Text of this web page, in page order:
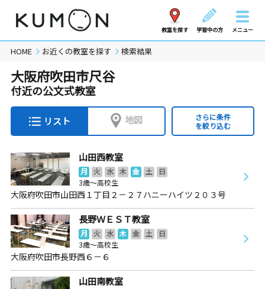
教室を探す 学習中の方 メニュー
HOME お近くの教室を探す 検索結果
大阪府吹田市尺谷
付近の公文式教室
リスト 地図
さらに条件
を絞り込む
山田西教室
月 火 水 木 金 土
日
3歳～高校生
大阪府吹田市山田西１丁目２－２７ハニーハイツ２０３号
長野ＷＥＳＴ教室
月 火 水 木 金 土
日
3歳～高校生
大阪府吹田市長野西６－６
山田南教室